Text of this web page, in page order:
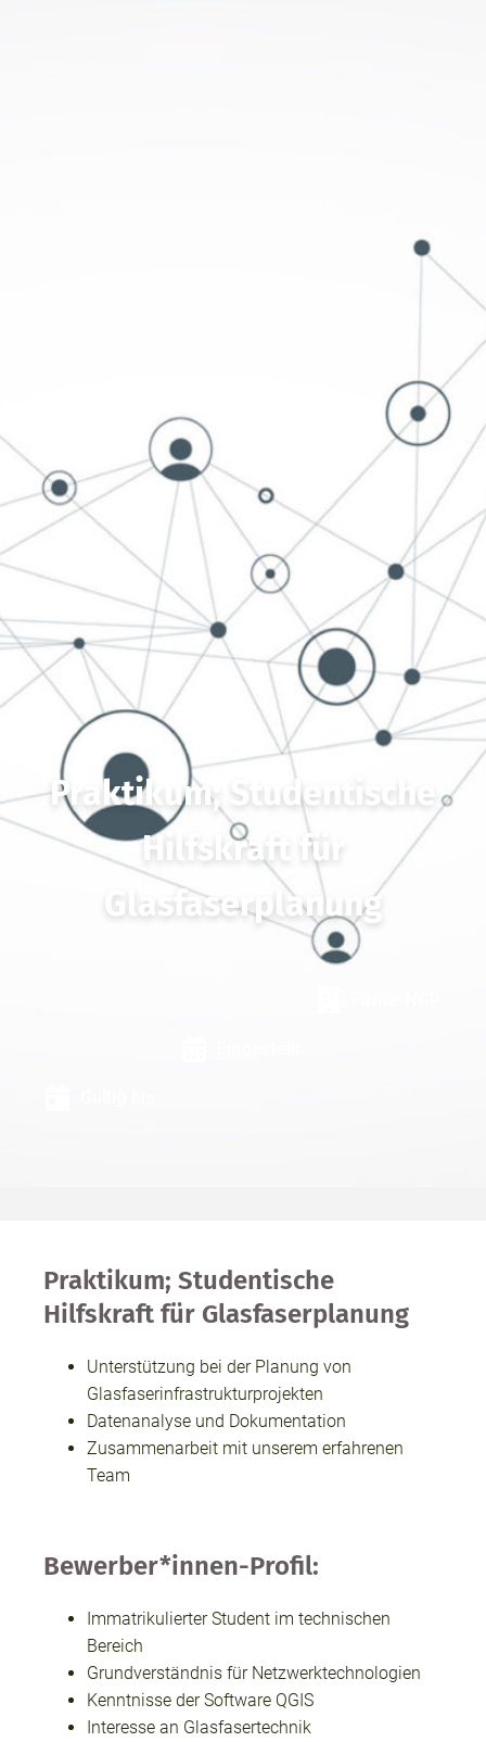
Praktikum; Studentische
Hilfskraft für
Glasfaserplanung
Praktikum; Studentische
Hilfskraft für Glasfaserplanung
Unterstützung bei der Planung von
Glasfaserinfrastrukturprojekten
Datenanalyse und Dokumentation
Zusammenarbeit mit unserem erfahrenen
Team
Bewerber*innen-Profil:
Immatrikulierter Student im technischen
Bereich
Grundverständnis für Netzwerktechnologien
Kenntnisse der Software QGIS
Interesse an Glasfasertechnik